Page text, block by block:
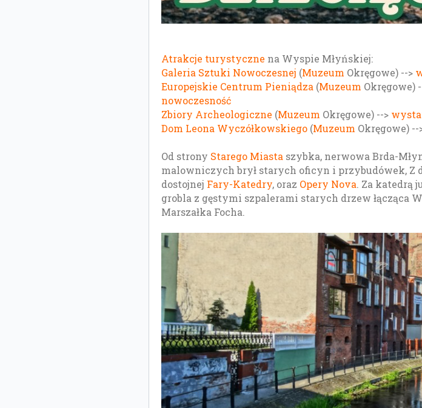
Atrakcje turystyczne na Wyspie Młyńskiej:
Galeria Sztuki Nowoczesnej (Muzeum Okręgowe) -->
Europejskie Centrum Pieniądza (Muzeum Okręgowe)
nowoczesność
Zbiory Archeologiczne (Muzeum Okręgowe) -->
Dom Leona Wyczółkowskiego (Muzeum Okręgowe)
Od strony Starego Miasta szybka, nerwowa Brda-
malowniczych brył starych oficyn i przybudówek, Z
dostojnej Fary-Katedry, oraz Opery Nova. Za katedrą
grobla z gęstymi szpalerami starych drzew łącząca
Marszałka Focha.